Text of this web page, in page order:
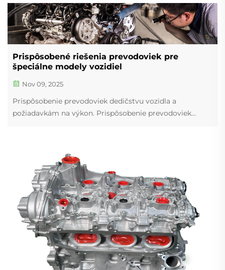
Prispôsobené riešenia prevodoviek pre
špeciálne modely vozidiel
Nov 09, 2025
Prispôsobenie prevodoviek dedičstvu vozidla a
požiadavkám na výkon. Prispôsobenie prevodoviek